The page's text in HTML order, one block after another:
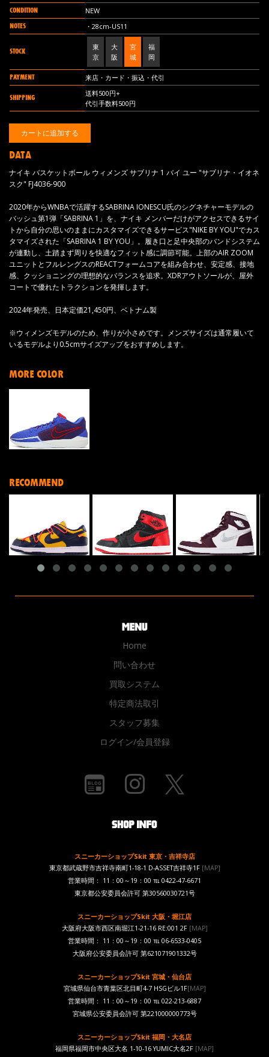
CONDITION NEW
NOTES ・28cm-US11
STOCK
東
京
大
阪
宮
城
福
岡
PAYMENT 来店・カード・振込・代引
SHIPPING
送料500円+
代引手数料500円
DATA
ナイキ バスケットボール ウィメンズ サブリナ 1 バイ ユー "サブリナ・イオネ
スク" FJ4036-900
2020年からWNBAで活躍するSABRINA IONESCU氏のシグネチャーモデルの
バッシュ第1弾「SABRINA 1」を、ナイキ メンバーだけがアクセスできるサイ
トから自分の思いのままにカスタマイズできるサービス"NIKE BY YOU"でカス
タマイズされた「SABRINA 1 BY YOU」。履き口と足中央部のバンドシステム
が連動し、土踏まず周りを快適なフィット感に調節可能。上部のAIR ZOOM
ユニットとフルレングスのREACTフォームコアを組み合わせ、安定感、接地
感、クッショニングの理想的なバランスを追求。XDRアウトソールが、屋外
コートで優れたトラクションを発揮します。
2024年発売、日本定価21,450円、ベトナム製
※ウィメンズモデルのため、作りが小さめです。メンズサイズは通常履いて
いるモデルより0.5cmサイズアップをおすすめします。
MORE COLOR
RECOMMEND
Home
問い合わせ
買取システム
特定商法取引
スタッフ募集
ログイン/会員登録
スニーカーショップSkit 東京・吉祥寺店
東京都武蔵野市吉祥寺南町1-18-1 D-ASSET吉祥寺1F [MAP]
営業時間： 11：00～19：00 ℡ 0422-47-6671
東京都公安委員会許可 第30560030721号
スニーカーショップSkit 大阪・堀江店
大阪府大阪市西区南堀江1-21-16 RE:001 2F[MAP]
営業時間： 11：00～19：00 ℡ 06-6533-0405
大阪府公安委員会許可 第621071901332号
スニーカーショップSkit 宮城・仙台店
宮城県仙台市青葉区北目町4-7 HSGビル1F[MAP]
営業時間： 11：00～19：00 ℡ 022-213-6887
宮城県公安委員会許可 第221000000773号
スニーカーショップSkit 福岡・大名店
福岡県福岡市中央区大名 1-10-16 YUMIC大名2F [MAP]